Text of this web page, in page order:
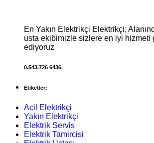
En Yakın Elektrikçi Elektrikçi;
usta ekibimizle sizlere en iyi hizmeti
ediyoruz
0.543.726 6436
Etiketler:
Acil Elektrikçi
Yakın Elektrikçi
Elektrik Servis
Elektrik Tamircisi